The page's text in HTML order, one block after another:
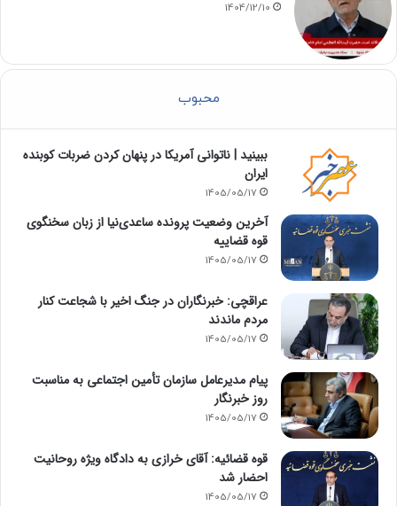
1404/12/10
محبوب
‏ببینید | ناتوانی آمریکا در پنهان کردن ضربات کوبنده
ایران
1405/05/17
آخرین وضعیت پرونده ساعدی‌نیا از زبان سخنگوی
قوه قضاییه
1405/05/17
عراقچی: خبرنگاران در جنگ اخیر با شجاعت کنار
مردم ماندند
1405/05/17
پیام مدیرعامل سازمان تأمین اجتماعی به مناسبت
روز خبرنگار
1405/05/17
قوه قضائیه: آقای خرازی به دادگاه ویژه روحانیت
احضار شد
1405/05/17